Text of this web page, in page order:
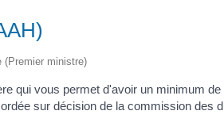
(Premier ministre)
qui vous permet d'avoir un minimum
sur décision de la commission